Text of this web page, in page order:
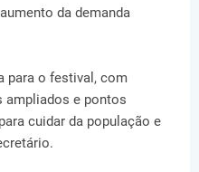
da demanda
para o festival, com
ampliados e pontos
cuidar da população e